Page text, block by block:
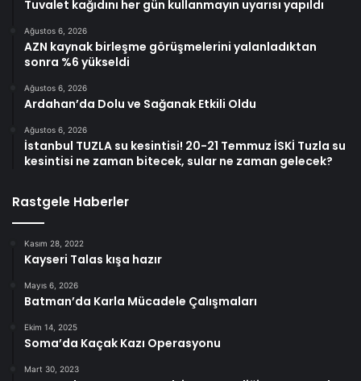
Tuvalet kağıdını her gün kullanmayın uyarısı yapıldı
Ağustos 6, 2026
AZN kaynak birleşme görüşmelerini yalanladıktan
sonra %6 yükseldi
Ağustos 6, 2026
Ardahan’da Dolu ve Sağanak Etkili Oldu
Ağustos 6, 2026
İstanbul TUZLA su kesintisi! 20-21 Temmuz İSKİ Tuzla su
kesintisi ne zaman bitecek, sular ne zaman gelecek?
Rastgele Haberler
Kasım 28, 2022
Kayseri Talas kışa hazır
Mayıs 6, 2026
Batman’da Karla Mücadele Çalışmaları
Ekim 14, 2025
Soma’da Kaçak Kazı Operasyonu
Mart 30, 2023